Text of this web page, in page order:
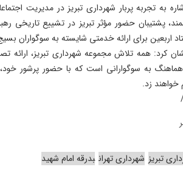
به تجربه پربار شهرداری تبریز در مدیریت
پشتیبان حضور مؤثر تبریز در تشییع تاریخی
اربعین برای ارائه خدمتی شایسته به سوگواران
کرد: همه تلاش مجموعه شهرداری تبریز، ارائه
به سوگوارانی است که با حضور پرشور خود،
خواهند زد.
تبریز شهرداری تهران بدرقه امام شهید